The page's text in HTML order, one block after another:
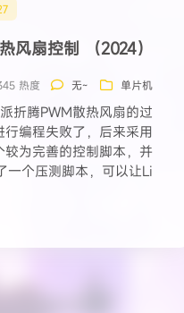
风扇控制 （2024）
热度 无~ 单片机
折腾PWM散热风扇的过
编程失败了，后来采用
为完善的控制脚本，并
一个压测脚本，可以让Li